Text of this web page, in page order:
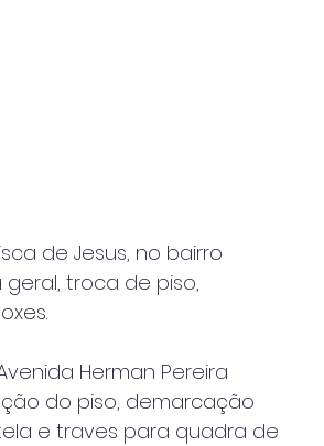
de Jesus, no bairro
geral, troca de piso,
Herman Pereira
do piso, demarcação
e traves para quadra de